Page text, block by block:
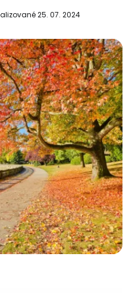
25. 07. 2024
Facebooku
e-mailom